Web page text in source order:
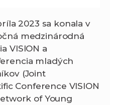
2023 sa konala v
medzinárodná
VISION a
mladých
(Joint
Conference VISION
of Young